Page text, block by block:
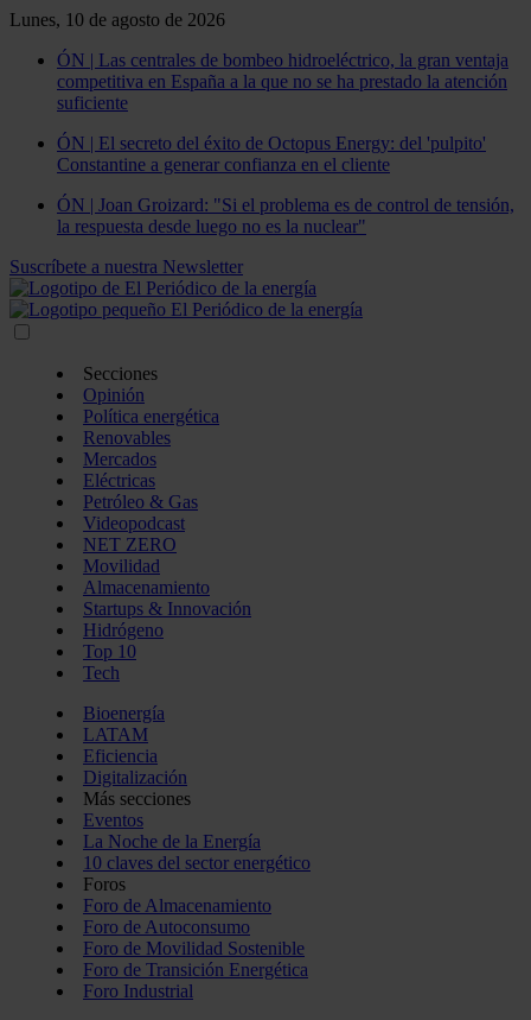
Lunes, 10 de agosto de 2026
ÓN | Las centrales de bombeo hidroeléctrico, la gran ventaja
competitiva en España a la que no se ha prestado la atención
suficiente
ÓN | El secreto del éxito de Octopus Energy: del 'pulpito'
Constantine a generar confianza en el cliente
ÓN | Joan Groizard: "Si el problema es de control de tensión,
la respuesta desde luego no es la nuclear"
Suscríbete a nuestra Newsletter
Secciones
Opinión
Política energética
Renovables
Mercados
Eléctricas
Petróleo & Gas
Videopodcast
NET ZERO
Movilidad
Almacenamiento
Startups & Innovación
Hidrógeno
Top 10
Tech
Bioenergía
LATAM
Eficiencia
Digitalización
Más secciones
Eventos
La Noche de la Energía
10 claves del sector energético
Foros
Foro de Almacenamiento
Foro de Autoconsumo
Foro de Movilidad Sostenible
Foro de Transición Energética
Foro Industrial